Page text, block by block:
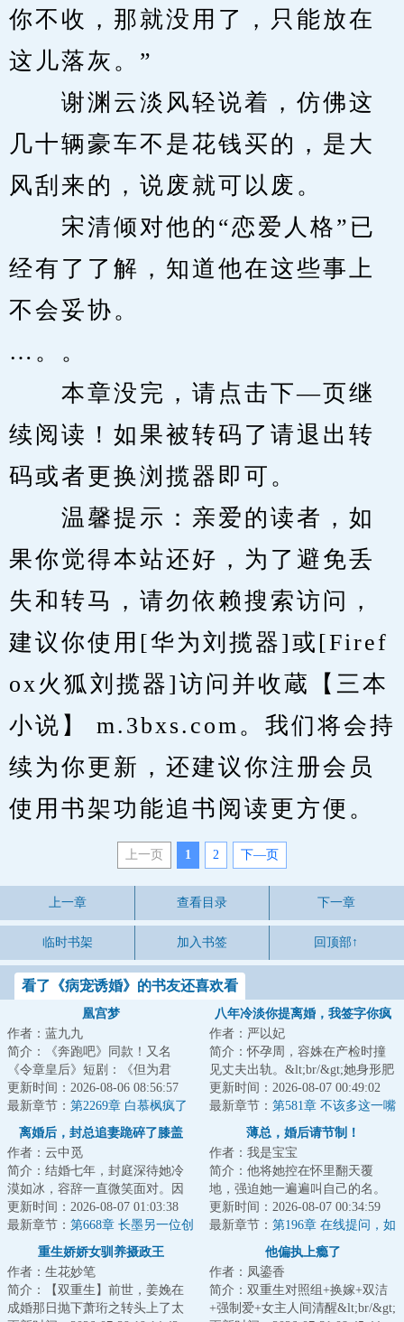
你不收，那就没用了，只能放在
这儿落灰。”
谢渊云淡风轻说着，仿佛这
几十辆豪车不是花钱买的，是大
风刮来的，说废就可以废。
宋清倾对他的“恋爱人格”已
经有了了解，知道他在这些事上
不会妥协。
…。。
本章没完，请点击下—页继
续阅读！如果被转码了请退出转
码或者更换浏揽器即可。
温馨提示：亲爱的读者，如
果你觉得本站还好，为了避免丢
失和转马，请勿依赖搜索访问，
建议你使用[华为刘揽器]或[Firef
ox火狐刘揽器]访问并收蔵【三本
小说】 m.3bxs.com。我们将会持
续为你更新，还建议你注册会员
使用书架功能追书阅读更方便。
上一页 1 2 下—页
上一章 查看目录 下一章
临时书架 加入书签 回顶部↑
看了《病宠诱婚》的书友还喜欢看
凰宫梦
作者：蓝九九
简介：《奔跑吧》同款！又名
《令章皇后》短剧：《但为君
故》《凰宫梦》&lt;br/&gt;【双重
生换亲+宫斗+非...
更新时间：2026-08-06 08:56:57
最新章节： 第2269章 白慕枫疯了
（226万票加更）
八年冷淡你提离婚，我签字你疯
作者：严以妃
简介：怀孕周，容姝在产检时撞
见丈夫出轨。&lt;br/&gt;她身形肥
胖，样貌粗俗，艰难地捧着肚
子，被丈夫年...
更新时间：2026-08-07 00:49:02
最新章节： 第581章 不该多这一嘴
离婚后，封总追妻跪碎了膝盖
作者：云中觅
简介：结婚七年，封庭深待她冷
漠如冰，容辞一直微笑面对。因
为她深爱着他。也相信终有一
天，她能将他的心...
更新时间：2026-08-07 01:03:38
最新章节： 第668章 长墨另一位创
薄总，婚后请节制！
作者：我是宝宝
简介：他将她控在怀里翻天覆
地，强迫她一遍遍叫自己的名。
&lt;br/&gt;&lt;br/&gt;领完证当
天，他无情扔下...
更新时间：2026-08-07 00:34:59
最新章节： 第196章 在线提问，如
何哄生气的老婆？
重生娇娇女驯养摄政王
作者：生花妙笔
简介：【双重生】前世，姜娩在
成婚那日抛下萧珩之转头上了太
他偏执上瘾了
作者：凤鎏香
简介：双重生对照组+换嫁+双洁
+强制爱+女主人间清醒&lt;br/&gt;